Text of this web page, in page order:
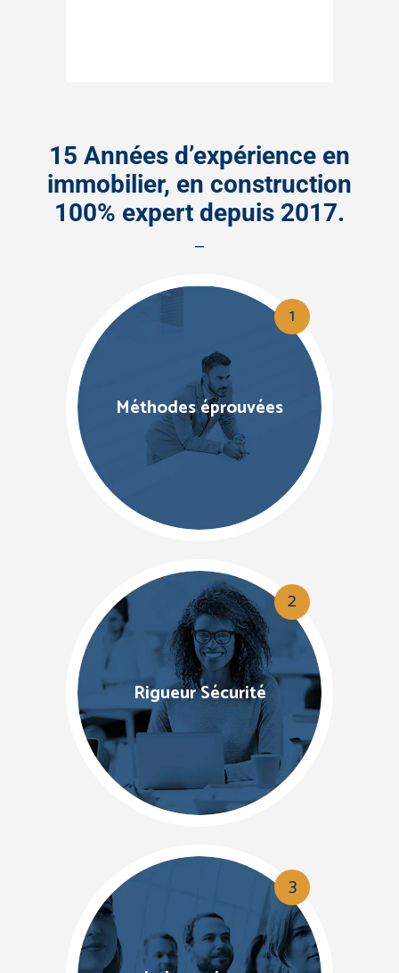
15 Années d’expérience en
immobilier, en construction
100% expert depuis 2017.
—
1
Méthodes éprouvées
2
Rigueur Sécurité
3